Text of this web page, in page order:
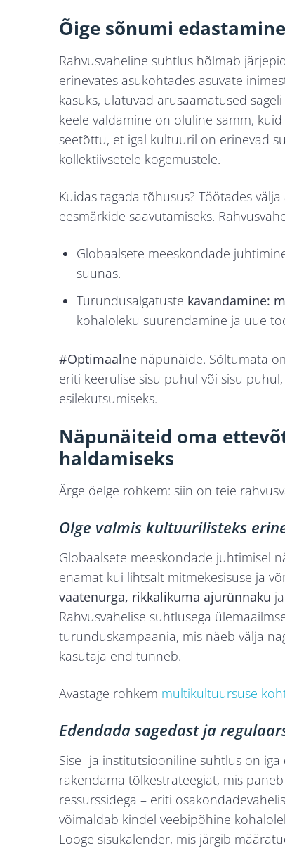
Õige sõnumi
Rahvusvaheline suhtlus hõlmab
erinevates asukohtades asuvate
kasuks, ulatuvad arusaamatused
keele valdamine on oluline samm,
seetõttu, et igal kultuuril on erinevad
kollektiivsetele kogemustele.
Kuidas tagada tõhusus? Töötades
eesmärkide saavutamiseks.
Globaalsete meeskondade
suunas.
Turundusalgatuste kavandamine:
kohaloleku suurendamine ja uue
#Optimaalne näpunäide. Sõltumata
eriti keerulise sisu puhul või sisu
esilekutsumiseks.
Näpunäiteid oma
haldamiseks
Ärge öelge rohkem: siin on teie
Olge valmis kultuurilisteks
Globaalsete meeskondade juhtimisel
enamat kui lihtsalt mitmekesisuse ja
vaatenurga, rikkalikuma ajurünnaku
Rahvusvahelise suhtlusega
turunduskampaania, mis näeb välja
kasutaja end tunneb.
Avastage rohkem multikultuursuse
Edendada sagedast ja
Sise- ja institutsiooniline suhtlus on
rakendama tõlkestrateegiat, mis
ressurssidega – eriti
võimaldab kindel veebipõhine
Looge sisukalender, mis järgib